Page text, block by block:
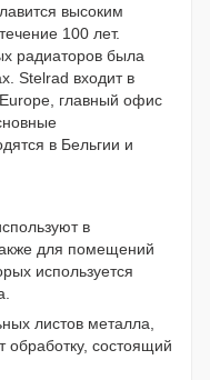
высоким
100 лет.
радиаторов была
Stelrad входит в
главный офис
в Бельгии и
в
для помещений
используется
листов металла,
обработку, состоящий